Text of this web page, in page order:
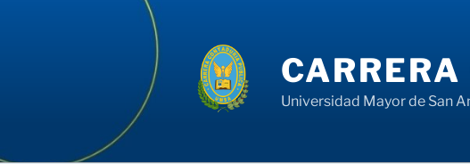
Universidad Mayor de San